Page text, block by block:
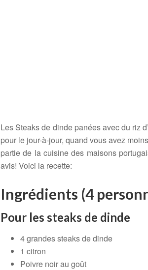
Les Steaks de dinde panées avec du riz
pour le jour-à-jour, quand vous avez
partie de la cuisine des maisons
avis! Voici la recette:
Ingrédients (4
Pour les steaks de dinde
4 grandes steaks de dinde
1 citron
Poivre noir au goût